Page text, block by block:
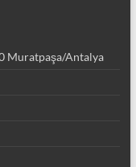
Muratpaşa/Antalya